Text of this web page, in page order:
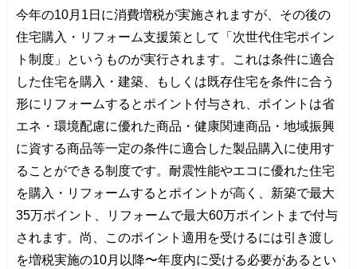
今年の10月1日に消費増税が実施されますが、その後の
住宅購入・リフォーム支援策として「次世代住宅ポイン
ト制度」というものが実行されます。これは条件に適合
した住宅を購入・建築、もしくは既存住宅を条件に合う
形にリフォームするとポイント付与され、ポイントは省
エネ・環境配慮に優れた商品・健康関連商品・地域振興
に資する商品等一定の条件に適合した製品購入に使用す
ることができる制度です。耐震性能やエコに優れた住宅
を購入・リフォームするとポイントが高く、新築で最大
35万ポイント、リフォームで最大60万ポイントまで付与
されます。尚、このポイント適用を受けるには引き渡し
を増税実施の10月以降〜年度内に受ける必要があるとい